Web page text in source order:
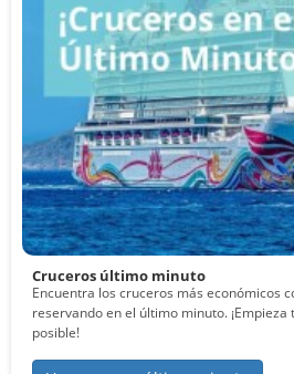
Cruceros último minuto
Encuentra los cruceros más económicos
reservando en el último minuto.
posible!